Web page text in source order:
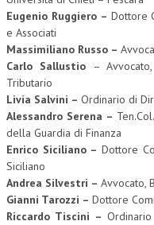
Eugenio Ruggiero – Dottore
e Associati
Massimiliano Russo –
Carlo Sallustio
–
Tributario
Livia Salvini – Ordinario di
Alessandro Serena –
della Guardia di Finanza
Enrico Siciliano – Dottore
Siciliano
Andrea Silvestri – Avvocato,
Gianni Tarozzi – Dottore
Riccardo Tiscini –